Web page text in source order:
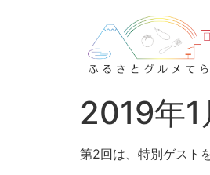
2019年
第2回は、特別ゲスト